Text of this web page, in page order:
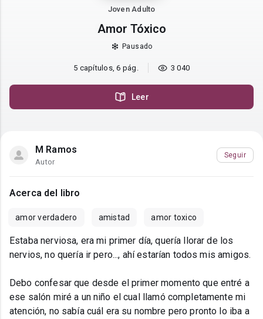
Joven Adulto
Amor Tóxico
Pausado
5 capítulos, 6 pág. 3 040
Leer
M Ramos
Autor
Seguir
Acerca del libro
amor verdadero amistad amor toxico
Estaba nerviosa, era mi primer día, quería llorar de los
nervios, no quería ir pero..., ahí estarían todos mis amigos.
Debo confesar que desde el primer momento que entré a
ese salón miré a un niño el cual llamó completamente mi
atención, no sabía cuál era su nombre pero pronto lo iba a